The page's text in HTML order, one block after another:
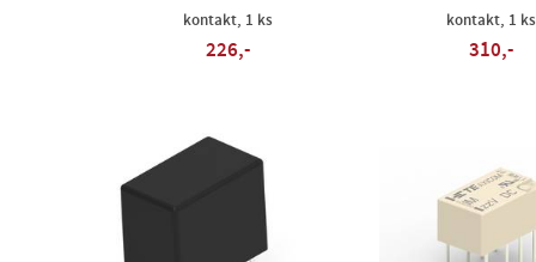
kontakt, 1 ks
226,-
kontakt, 1 ks
310,-